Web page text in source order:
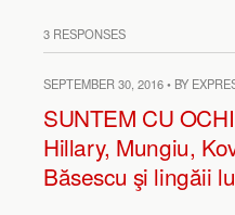
3 RESPONSES
SEPTEMBER 30, 2016 • BY
SUNTEM CU
Hillary, Mungiu,
Băsescu şi lingăii